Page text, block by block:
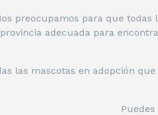
preocupamos para que todas
provincia adecuada para
las mascotas en adopción